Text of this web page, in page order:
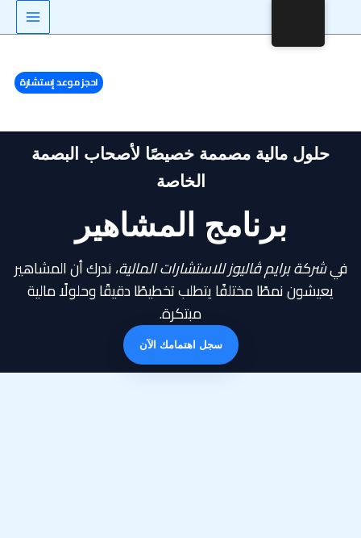
المحتوى
احجز موعد إستشارة
حلول مالية مصممة خصيصًا لأصحاب البصمة
الخاصة
برنامج المشاهير
فيشركة برايم ڤاليوز للاستشارات المالية، ندرك أن المشاهير
يعيشون نمطًا مختلفًا يتطلب تخطيطًا دقيقًا وحلولًا مالية
مبتكرة.
سجل اهتمامك الآن
LinkedIn
X